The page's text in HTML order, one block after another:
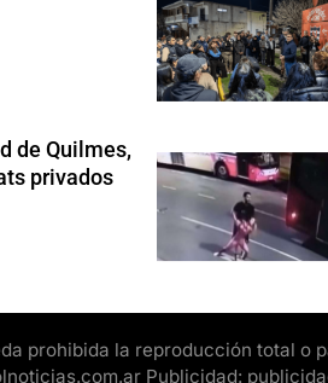
de Quilmes,
privados
prohibida la reproducción total
Publicidad: